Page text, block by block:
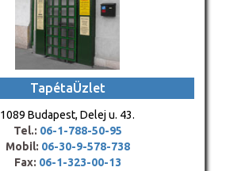
TapétaÜzlet
1089 Budapest, Delej u. 43.
Tel.: 06-1-788-50-95
Mobil: 06-30-9-578-738
Fax: 06-1-323-00-13